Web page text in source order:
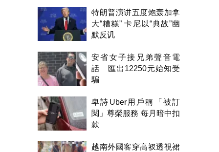
特朗普演讲五度炮轰加拿
大“糟糕” 卡尼以“典故”幽
默反讥
安省女子接兄弟聲音電
話 匯出12250元始知受
騙
卑詩Uber用戶稱「被訂
閱」尊榮服務 每月暗中扣
款
越南外國客穿高衩透視裙